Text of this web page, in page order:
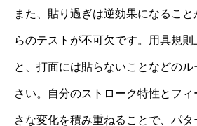
また、貼り過ぎは逆効果になるこ
らのテストが不可欠です。用具規則
と、打面には貼らないことなどの
さい。自分のストローク特性とフ
さな変化を積み重ねることで、パ